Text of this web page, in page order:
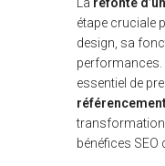
étape cruciale
design, sa
performances.
essentiel de
transformation
bénéfices SEO